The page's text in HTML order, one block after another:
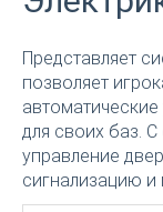
Представляет
позволяет
для своих баз.
управление
сигнализацию и